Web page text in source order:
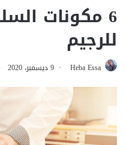
6 مكونات
للرجيم
Heba Essa 9 ديسمبر، 2020